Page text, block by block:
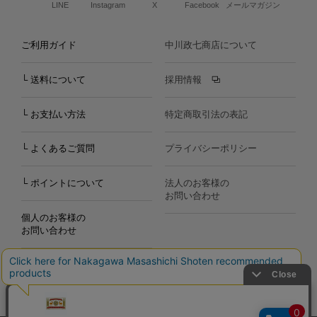
LINE Instagram X Facebook メールマガジン
ご利用ガイド
└ 送料について
└ お支払い方法
└ よくあるご質問
└ ポイントについて
個人のお客様の
お問い合わせ
中川政七商店について
採用情報
特定商取引法の表記
プライバシーポリシー
法人のお客様の
お問い合わせ